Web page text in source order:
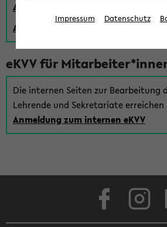
Anmeldung über einen vorhandenen
Anlegen eines neuen Gastzugangs
eKVV für
Die internen Seiten zur Bearbeitung
Lehrende und Sekretariate erreichen
Anmeldung zum internen eKVV
Impressum Datenschutz